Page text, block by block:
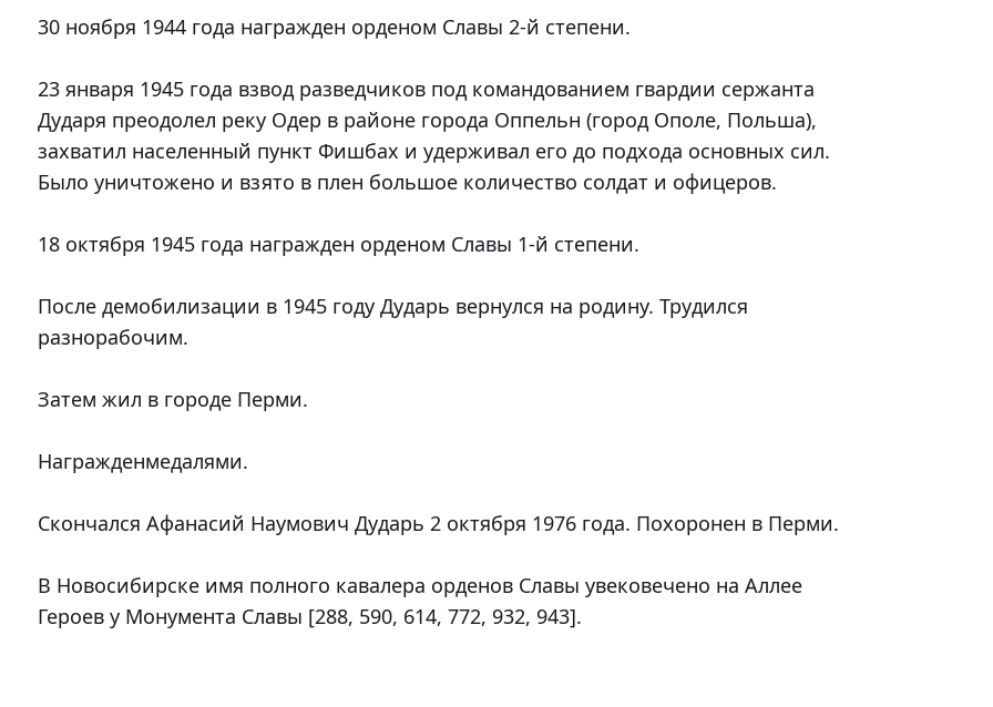
30 ноября 1944 года награжден орденом Славы 2-й степени.
23 января 1945 года взвод разведчиков под командованием гвардии сержанта
Дударя преодолел реку Одер в районе города Оппельн (город Ополе, Польша),
захватил населенный пункт Фишбах и удерживал его до подхода основных сил.
Было уничтожено и взято в плен большое количество солдат и офицеров.
18 октября 1945 года награжден орденом Славы 1-й степени.
После демобилизации в 1945 году Дударь вернулся на родину. Трудился
разнорабочим.
Затем жил в городе Перми.
Награжденмедалями.
Скончался Афанасий Наумович Дударь 2 октября 1976 года. Похоронен в Перми.
В Новосибирске имя полного кавалера орденов Славы увековечено на Аллее
Героев у Монумента Славы [288, 590, 614, 772, 932, 943].